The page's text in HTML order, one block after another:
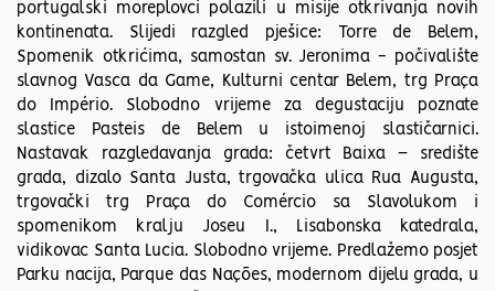
portugalski moreplovci polazili u misije otkrivanja novih
kontinenata. Slijedi razgled pješice: Torre de Belem,
Spomenik otkrićima, samostan sv. Jeronima - počivalište
slavnog Vasca da Game, Kulturni centar Belem, trg Praça
do Império. Slobodno vrijeme za degustaciju poznate
slastice Pasteis de Belem u istoimenoj slastičarnici.
Nastavak razgledavanja grada: četvrt Baixa – središte
grada, dizalo Santa Justa, trgovačka ulica Rua Augusta,
trgovački trg Praça do Comércio sa Slavolukom i
spomenikom kralju Joseu I., Lisabonska katedrala,
vidikovac Santa Lucia. Slobodno vrijeme. Predlažemo posjet
Parku nacija, Parque das Nações, modernom dijelu grada, u